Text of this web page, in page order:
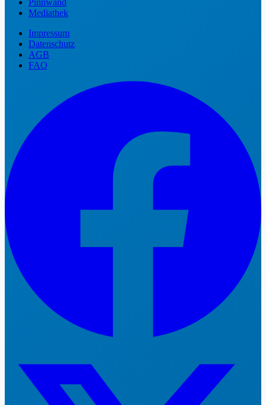
Pinnwand
Mediathek
Impressum
Datenschutz
AGB
FAQ